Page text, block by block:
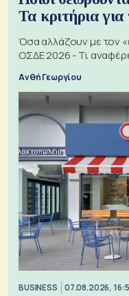
Τα κριτήρια για
Όσα αλλάζουν με τον
ΟΣΔΕ 2026 - Τι
Ανθή Γεωργίου
BUSINESS 07.08.2026,